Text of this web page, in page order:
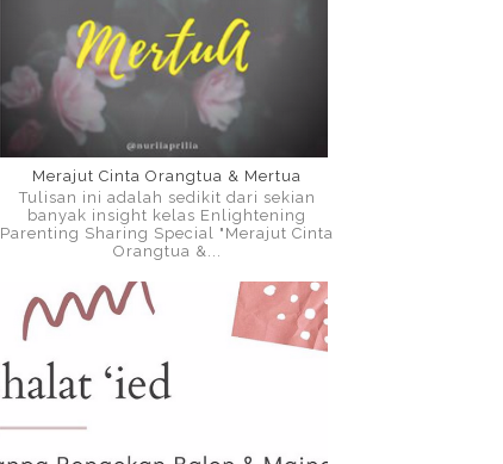
Merajut Cinta Orangtua & Mertua
Tulisan ini adalah sedikit dari sekian
banyak insight kelas Enlightening
Parenting Sharing Special "Merajut Cinta
Orangtua &...